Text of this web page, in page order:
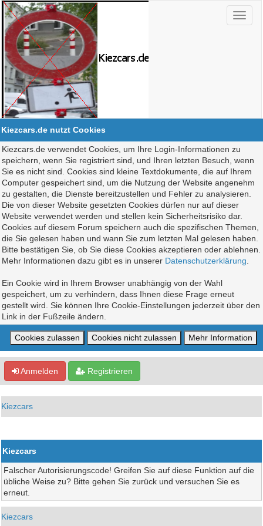
Kiezcars.de nutzt Cookies
Kiezcars.de verwendet Cookies, um Ihre Login-Informationen zu
speichern, wenn Sie registriert sind, und Ihren letzten Besuch, wenn
Sie es nicht sind. Cookies sind kleine Textdokumente, die auf Ihrem
Computer gespeichert sind, um die Nutzung der Website angenehm
zu gestalten, die Dienste bereitzustellen und Fehler zu analysieren.
Die von dieser Website gesetzten Cookies dürfen nur auf dieser
Website verwendet werden und stellen kein Sicherheitsrisiko dar.
Cookies auf diesem Forum speichern auch die spezifischen Themen,
die Sie gelesen haben und wann Sie zum letzten Mal gelesen haben.
Bitte bestätigen Sie, ob Sie diese Cookies akzeptieren oder ablehnen.
Mehr Informationen dazu gibt es in unserer Datenschutzerklärung
Ein Cookie wird in Ihrem Browser unabhängig von der Wahl
gespeichert, um zu verhindern, dass Ihnen diese Frage erneut
gestellt wird. Sie können Ihre Cookie-Einstellungen jederzeit über den
Link in der Fußzeile ändern.
Anmelden Registrieren
Kiezcars
Kiezcars
Falscher Autorisierungscode! Greifen Sie auf diese Funktion auf die
übliche Weise zu? Bitte gehen Sie zurück und versuchen Sie es
erneut.
Kiezcars